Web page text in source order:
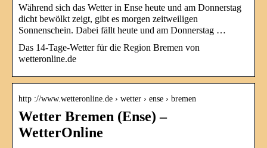
Während sich das Wetter in Ense heute und am Donnerstag
dicht bewölkt zeigt, gibt es morgen zeitweiligen
Sonnenschein. Dabei fällt heute und am Donnerstag …
Das 14-Tage-Wetter für die Region Bremen von
wetteronline.de
http ://www.wetteronline.de › wetter › ense › bremen
Wetter Bremen (Ense) –
WetterOnline